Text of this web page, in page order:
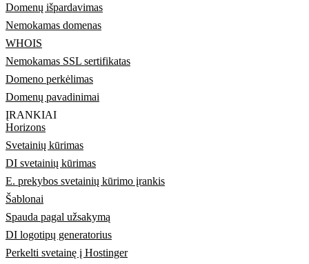
Domenų išpardavimas
Nemokamas domenas
WHOIS
Nemokamas SSL sertifikatas
Domeno perkėlimas
Domenų pavadinimai
ĮRANKIAI
Horizons
Svetainių kūrimas
DI svetainių kūrimas
E. prekybos svetainių kūrimo įrankis
Šablonai
Spauda pagal užsakymą
DI logotipų generatorius
Perkelti svetainę į Hostinger